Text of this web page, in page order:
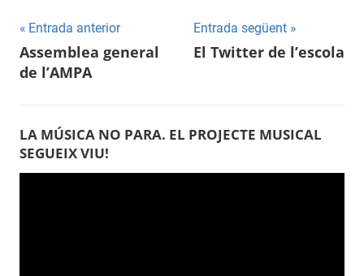
Navegació
d'entrades
Entrada anterior
Assemblea general
de l’AMPA
Entrada següent
El Twitter de l’escola
LA MÚSICA NO PARA. EL PROJECTE MUSICAL
SEGUEIX VIU!